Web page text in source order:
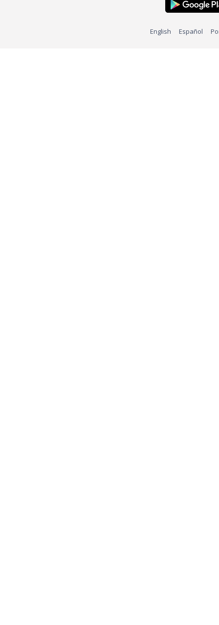
English Español